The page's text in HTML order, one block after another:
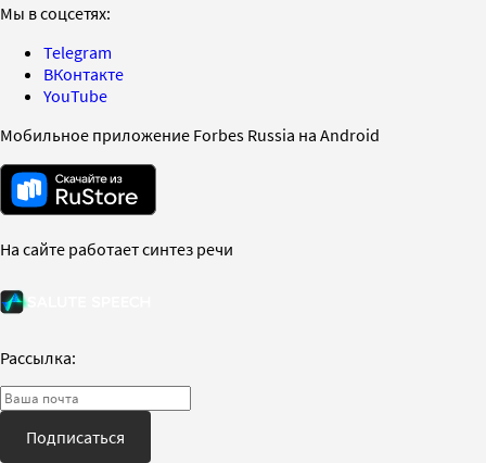
Мы в соцсетях:
Telegram
ВКонтакте
YouTube
Мобильное приложение Forbes Russia на Android
На сайте работает синтез речи
Рассылка:
Подписаться